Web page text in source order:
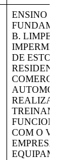
ENSINO
B. LIMPEZA E
DE
COMERCIAIS,
REALIZAMOS
COM O
EMPRESA,